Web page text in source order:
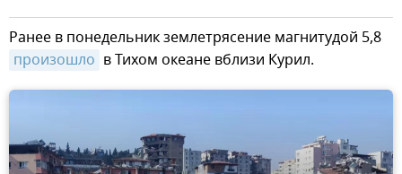
Ранее в понедельник землетрясение магнитудой 5,8
произошло в Тихом океане вблизи Курил.